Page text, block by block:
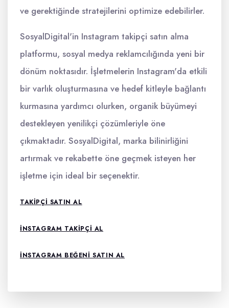
ve gerektiğinde stratejilerini optimize edebilirler.
SosyalDigital'in Instagram takipçi satın alma
platformu, sosyal medya reklamcılığında yeni bir
dönüm noktasıdır. İşletmelerin Instagram'da etkili
bir varlık oluşturmasına ve hedef kitleyle bağlantı
kurmasına yardımcı olurken, organik büyümeyi
destekleyen yenilikçi çözümleriyle öne
çıkmaktadır. SosyalDigital, marka bilinirliğini
artırmak ve rekabette öne geçmek isteyen her
işletme için ideal bir seçenektir.
TAKIPÇI SATIN AL
INSTAGRAM TAKIPÇI AL
INSTAGRAM BEĞENI SATIN AL